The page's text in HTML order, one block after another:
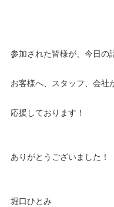
参加された皆様が、今日の
お客様へ、スタッフ、会社
応援しております！
ありがとうございました！
堀口ひとみ